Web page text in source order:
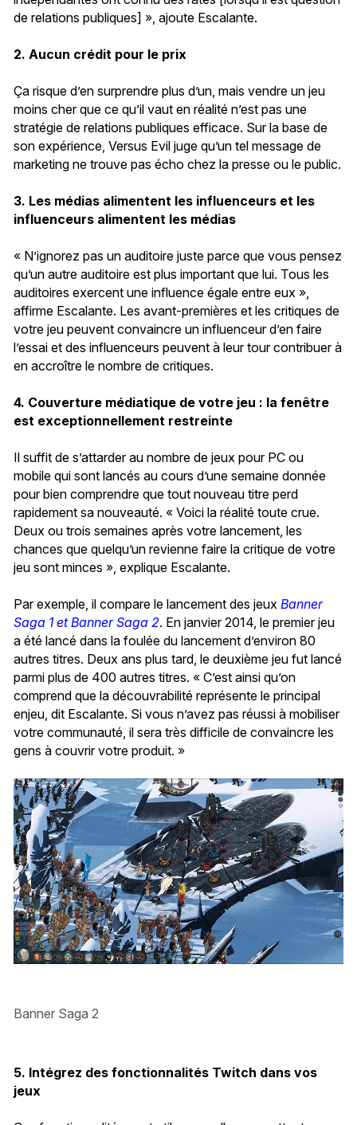
de relations publiques] », ajoute Escalante.
2. Aucun crédit pour le prix
Ça risque d’en surprendre plus d’un, mais vendre un jeu
moins cher que ce qu’il vaut en réalité n’est pas une
stratégie de relations publiques efficace. Sur la base de
son expérience, Versus Evil juge qu’un tel message de
marketing ne trouve pas écho chez la presse ou le public.
3. Les médias alimentent les influenceurs et les
influenceurs alimentent les médias
« N’ignorez pas un auditoire juste parce que vous pensez
qu’un autre auditoire est plus important que lui. Tous les
auditoires exercent une influence égale entre eux »,
affirme Escalante. Les avant-premières et les critiques de
votre jeu peuvent convaincre un influenceur d’en faire
l’essai et des influenceurs peuvent à leur tour contribuer à
en accroître le nombre de critiques.
4. Couverture médiatique de votre jeu : la fenêtre
est exceptionnellement restreinte
Il suffit de s’attarder au nombre de jeux pour PC ou
mobile qui sont lancés au cours d’une semaine donnée
pour bien comprendre que tout nouveau titre perd
rapidement sa nouveauté. « Voici la réalité toute crue.
Deux ou trois semaines après votre lancement, les
chances que quelqu’un revienne faire la critique de votre
jeu sont minces », explique Escalante.
Par exemple, il compare le lancement des jeux Banner
Saga 1 et Banner Saga 2. En janvier 2014, le premier jeu
a été lancé dans la foulée du lancement d’environ 80
autres titres. Deux ans plus tard, le deuxième jeu fut lancé
parmi plus de 400 autres titres. « C’est ainsi qu’on
comprend que la découvrabilité représente le principal
enjeu, dit Escalante. Si vous n’avez pas réussi à mobiliser
votre communauté, il sera très difficile de convaincre les
gens à couvrir votre produit. »
Banner Saga 2
5. Intégrez des fonctionnalités Twitch dans vos
jeux